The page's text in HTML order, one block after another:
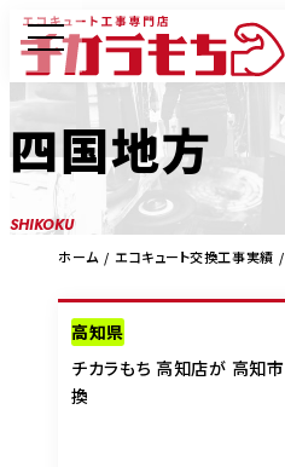
四国地方
SHIKOKU
ホーム エコキュート交換工事実績
高知県
チカラもち 高知店が 高知
換